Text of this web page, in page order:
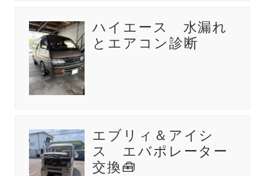
ハイエース 水漏れ
とエアコン診断
エブリィ＆アイシ
ス エバポレーター
交換🧰